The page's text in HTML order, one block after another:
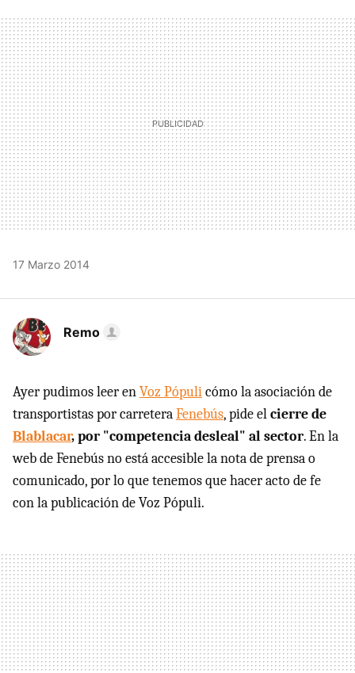
MAIL
17 Marzo 2014
Remo
Ayer pudimos leer enVoz Pópulicómo la asociación de
transportistas por carreteraFenebús, pide elcierre de
Blablacar, por "competencia desleal" al sector. En la
web de Fenebús no está accesible la nota de prensa o
comunicado, por lo que tenemos que hacer acto de fe
con la publicación de Voz Pópuli.